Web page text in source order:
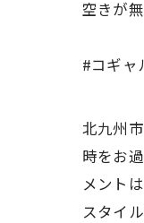
空きが
#コギャ
北九州
時をお
メント
スタイ